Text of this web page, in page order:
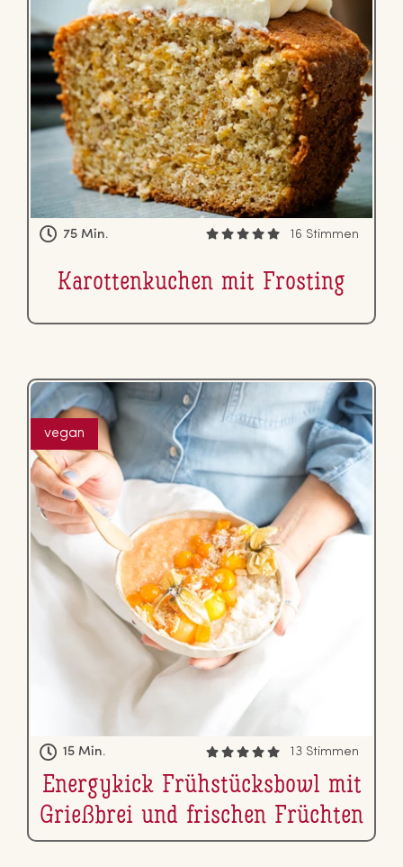
75 Min. 16 Stimmen
Ka­rot­ten­ku­chen mit Frosting
vegan
15 Min. 13 Stimmen
En­er­gy­kick Früh­stücks­bowl mit
Grießbrei und frischen Früchten